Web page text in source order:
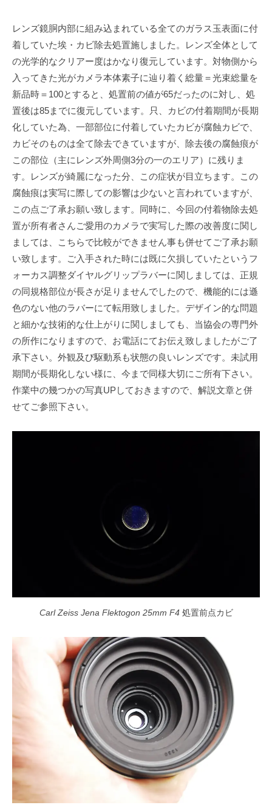
レンズ鏡胴内部に組み込まれている全てのガラス玉表面に付
着していた埃・カビ除去処置施しました。レンズ全体として
の光学的なクリアー度はかなり復元しています。対物側から
入ってきた光がカメラ本体素子に辿り着く総量＝光束総量を
新品時＝100とすると、処置前の値が65だったのに対し、処
置後は85までに復元しています。只、カビの付着期間が長期
化していた為、一部部位に付着していたカビが腐蝕カビで、
カビそのものは全て除去できていますが、除去後の腐蝕痕が
この部位（主にレンズ外周側3分の一のエリア）に残りま
す。レンズが綺麗になった分、この症状が目立ちます。この
腐蝕痕は実写に際しての影響は少ないと言われていますが、
この点ご了承お願い致します。同時に、今回の付着物除去処
置が所有者さんご愛用のカメラで実写した際の改善度に関し
ましては、こちらで比較ができません事も併せてご了承お願
い致します。ご入手された時には既に欠損していたというフ
ォーカス調整ダイヤルグリップラバーに関しましては、正規
の同規格部位が長さが足りませんでしたので、機能的には遜
色のない他のラバーにて転用致しました。デザイン的な問題
と細かな技術的な仕上がりに関しましても、当協会の専門外
の所作になりますので、お電話にてお伝え致しましたがご了
承下さい。外観及び駆動系も状態の良いレンズです。未試用
期間が長期化しない様に、今まで同様大切にご所有下さい。
作業中の幾つかの写真UPしておきますので、解説文章と併
せてご参照下さい。
Carl Zeiss Jena Flektogon 25mm F4処置前点カビ